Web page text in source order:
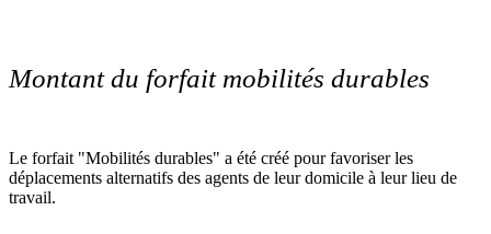
Montant du forfait mobilités durables
Le forfait "Mobilités durables" a été créé pour favoriser les
déplacements alternatifs des agents de leur domicile à leur lieu de
travail.